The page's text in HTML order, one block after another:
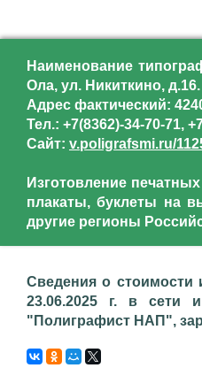
Наименование
Ола, ул. Никиткино, д.16.
Адрес фактический:
Тел.: +7(8362)-34-70-71,
Сайт: v.poligrafsmi.ru/
Изготовление
плакаты, буклеты на
другие регионы
Сведения о стоимости
23.06.2025 г. в сети
"Полиграфист НАП",